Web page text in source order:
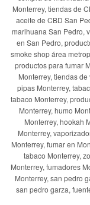
Monterrey, tiendas de
aceite de CBD San
marihuana San Pedro,
en San Pedro,
smoke shop área
productos para fumar
Monterrey, tiendas
pipas Monterrey,
tabaco Monterrey,
Monterrey, humo
Monterrey, hookah
Monterrey,
Monterrey, fumar en
tabaco Monterrey,
Monterrey, fumadores
Monterrey, san pedro
san pedro garza,